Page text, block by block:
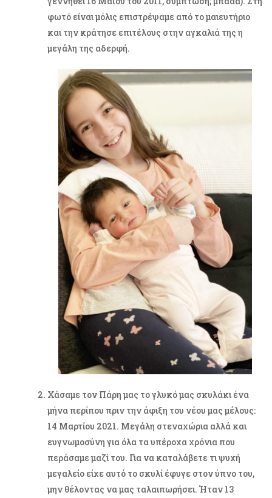
φωτό είναι μόλις επιστρέψαμε από το μαιευτήριο
και την κράτησε επιτέλους στην αγκαλιά της η
μεγάλη της αδερφή.
Χάσαμε τον Πάρη μας το γλυκό μας σκυλάκι ένα
μήνα περίπου πριν την άφιξη του νέου μας μέλους:
14 Μαρτίου 2021. Μεγάλη στεναχώρια αλλά και
ευγνωμοσύνη για όλα τα υπέροχα χρόνια που
περάσαμε μαζί του. Για να καταλάβετε τι ψυχή
μεγαλείο είχε αυτό το σκυλί έφυγε στον ύπνο του,
μην θέλοντας να μας ταλαιπωρήσει. Ήταν 13